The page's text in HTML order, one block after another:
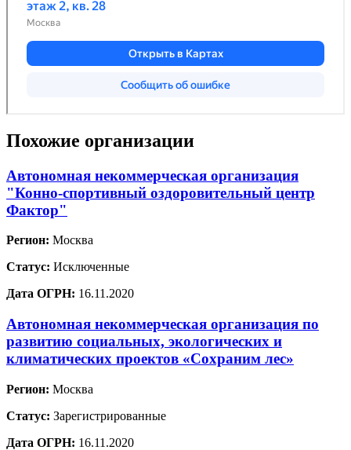
Похожие организации
Автономная некоммерческая организация
"Конно-спортивный оздоровительный центр
Фактор"
Регион: Москва
Статус: Исключенные
Дата ОГРН: 16.11.2020
Автономная некоммерческая организация по
развитию социальных, экологических и
климатических проектов «Сохраним лес»
Регион: Москва
Статус: Зарегистрированные
Дата ОГРН: 16.11.2020